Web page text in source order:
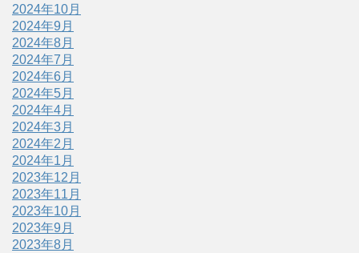
2024年10月
2024年9月
2024年8月
2024年7月
2024年6月
2024年5月
2024年4月
2024年3月
2024年2月
2024年1月
2023年12月
2023年11月
2023年10月
2023年9月
2023年8月